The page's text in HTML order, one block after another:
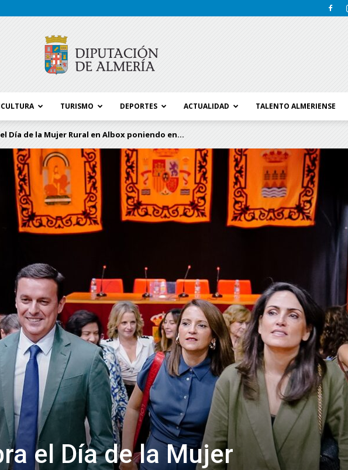
Diputación
de
Almería
TURISMO DEPORTES ACTUALIDAD TALENTO ALMERIENSE
Día de la Mujer Rural en Albox poniendo en...
el Día de la Mujer